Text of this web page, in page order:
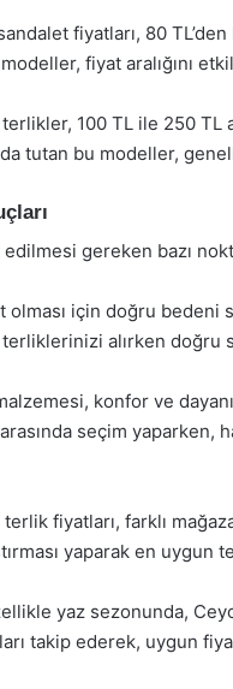
fiyatları, 80 TL’den
fiyat aralığını
100 TL ile 250 TL
tutan bu modeller,
gereken bazı
için doğru bedeni
alırken doğru
konfor ve
seçim yaparken,
fiyatları, farklı
yaparak en uygun
yaz sezonunda,
takip ederek, uygun